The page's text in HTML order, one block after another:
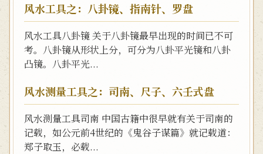
风水工具之：八卦镜、指南针、罗盘
风水工具八卦镜 关于八卦镜最早出现的时间已不可
考。八卦镜从形状上分，可分为八卦平光镜和八卦
凸镜。八卦平光...
风水测量工具之：司南、尺子、六壬式盘
风水测量工具司南 中国古籍中很早就有关于司南的
记载，如公元前4世纪的《鬼谷子谋篇》就记载道：
郑子取玉，必载...